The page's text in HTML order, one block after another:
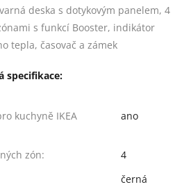
deska s dotykovým panelem, 4
s funkcí Booster, indikátor
tepla, časovač a zámek
specifikace:
kuchyně IKEA
ano
zón:
4
černá